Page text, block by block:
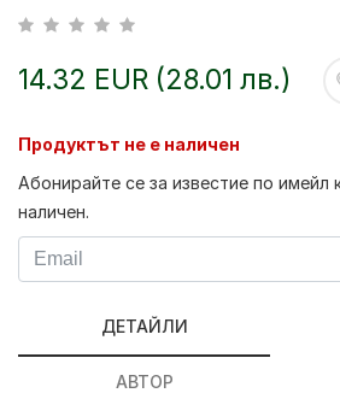
14.32 EUR (28.01 лв.)
Продуктът не е наличен
Абонирайте се за известие по имейл
наличен.
ДЕТАЙЛИ
АВТОР